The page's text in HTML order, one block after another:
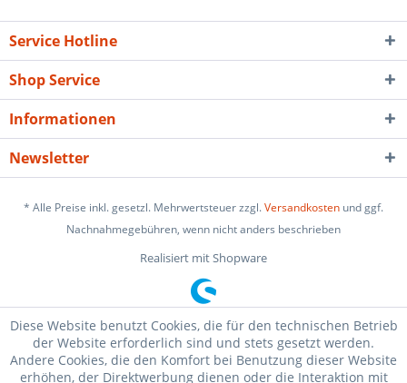
Service Hotline
Shop Service
Informationen
Newsletter
* Alle Preise inkl. gesetzl. Mehrwertsteuer zzgl.Versandkosten und ggf.
Nachnahmegebühren, wenn nicht anders beschrieben
Realisiert mit Shopware
Diese Website benutzt Cookies, die für den technischen Betrieb
der Website erforderlich sind und stets gesetzt werden.
Andere Cookies, die den Komfort bei Benutzung dieser Website
erhöhen, der Direktwerbung dienen oder die Interaktion mit